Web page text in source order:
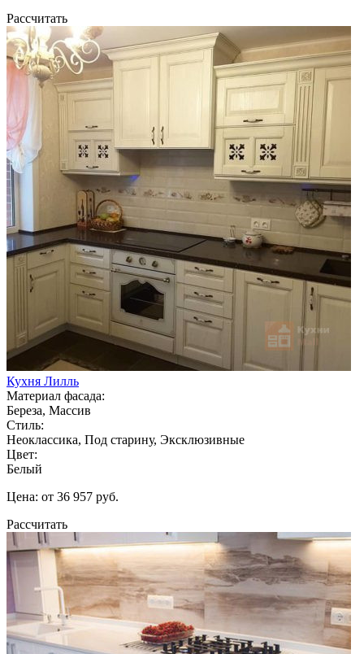
Рассчитать
Кухня Лилль
Материал фасада:
Береза, Массив
Стиль:
Неоклассика, Под старину, Эксклюзивные
Цвет:
Белый
Цена: от 36 957 руб.
Рассчитать